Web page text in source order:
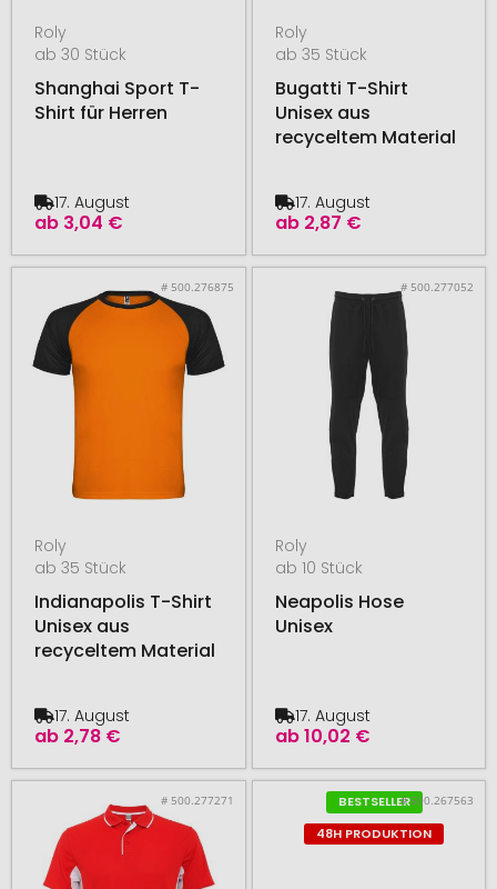
Roly
ab 30 Stück
Shanghai Sport T-
Shirt für Herren
ab 3,04 €
17. August
Roly
ab 35 Stück
Bugatti T-Shirt
Unisex aus
recyceltem Material
ab 2,87 €
17. August
# 500.276875
Roly
ab 35 Stück
Indianapolis T-Shirt
Unisex aus
recyceltem Material
ab 2,78 €
17. August
# 500.277052
Roly
ab 10 Stück
Neapolis Hose
Unisex
ab10,02 €
17. August
# 500.277271
BESTSELLER
48H PRODUKTION
# 500.267563